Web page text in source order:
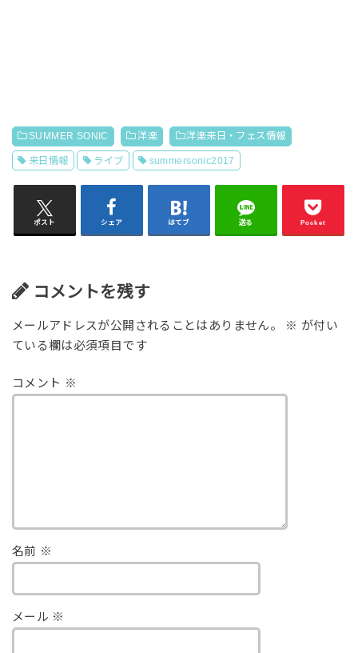
SUMMER SONIC 洋楽 洋楽来日・フェス情報
来日情報 ライブ summersonic2017
ポスト シェア はてブ 送る Pocket
コメントを残す
メールアドレスが公開されることはありません。 ※ が付い
ている欄は必須項目です
コメント ※
名前 ※
メール ※